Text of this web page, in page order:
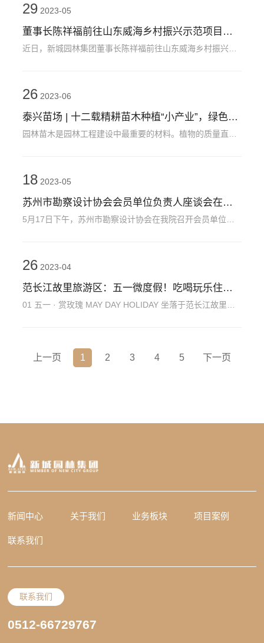
29 2023-05
董事长陈祥福前往山东威海乡村振兴示范项目参观考察调研
近日，新城园林集团董事长陈祥福前往山东威海乡村振兴示范项目“里口山”参观考察，“里口山”项目规划建设单位——威海市园林建设集团戚海峰董事长全程陪同介绍。 戚海峰 全国风景园林学科科学传播专家 中国风景园林学会理事 戚
26 2023-06
泰兴苗场 | 十二载精耕苗木种植“小产业”，绿色发展助力乡村“致富路”
园林苗木是园林工程建设中最重要的材料。植物的质量直接影响到园林工程的品质。为了更好地满足集团绿化板块对多样化、精品化苗木的需求，强化园林绿化工程的精细化建设、提高集团工程质量，并实现绿化工程中花草苗木的自给自足。 自2008年以来，新城园林集团相继
18 2023-05
苏州市勘察设计协会会员单位负责人座谈会在我院顺利召开
5月17日下午，苏州市勘察设计协会在我院召开会员单位负责人座谈会，协会秘书长石岁康、江苏中发建筑设计有限公司、中铁四院集团新型轨道交通设计研究有限公司、江苏寻唐景观规划设计有限公司、江苏舜大工程技术有限公司、中建苏高设计咨询有限公司、福州城建设计研究院有限公司江苏分公司、蓝图设计（江苏）有限公司等
26 2023-04
范长江故里旅游区：五一微度假！吃喝玩乐住最全攻略
01 五一 · 赏玫瑰 MAY DAY HOLIDAY 坐落于范长江故里旅游度假区的长江田园占地1000亩，是一个以树桩玫瑰（月季）、牡丹、芍药所组成的花海。 这里的玫瑰花、月季花品种齐，花朵大、颜色鲜
上一页 1 2 3 4 5 下一页
新闻中心 关于我们 业务板块 项目案例
联系我们
联系我们
0512-66729767